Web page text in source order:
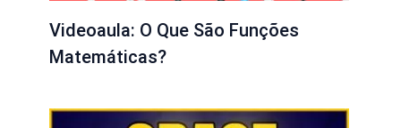
Videoaula: O Que São Funções
Matemáticas?